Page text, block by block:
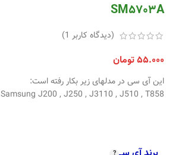
SM5703A
(دیدگاه کاربر 1
)
۵۵.۰۰۰تومان
این آی سی در مدلهای زیر بکار رفته است:
Samsung J200 , J250 , J3110 , J510 , T858